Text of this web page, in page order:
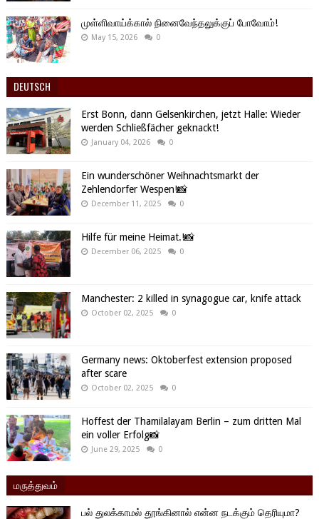
முள்ளிவாய்க்கால் நினைவேந்தலுக்குப் போவோம்!
May 15, 2026 0
DEUTSCH
Erst Bonn, dann Gelsenkirchen, jetzt Halle: Wieder
werden Schließfächer geknackt!
January 04, 2026 0
Ein wunderschöner Weihnachtsmarkt der
Zehlendorfer Wespen!📸
December 11, 2025 0
Hilfe für meine Heimat.!📸
December 06, 2025 0
Manchester: 2 killed in synagogue car, knife attack
October 02, 2025 0
Germany news: Oktoberfest extension proposed
after scare
October 02, 2025 0
Hoffest der Thamilalayam Berlin – zum dritten Mal
ein voller Erfolg📸
June 29, 2025 0
மருத்துவம்
பல் துலக்காமல் தூங்கினால் என்ன நடக்கும் தெரியுமா?